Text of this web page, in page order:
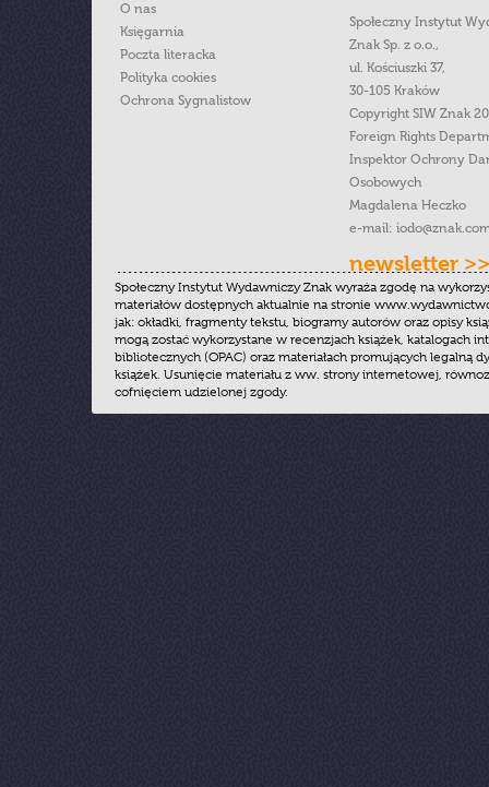
O nas
Księgarnia
Poczta literacka
Polityka cookies
Ochrona Sygnalistow
Społeczny Instytut
Znak Sp. z o.o.,
ul. Kościuszki 37,
30-105 Kraków
Copyright SIW Znak
Foreign Rights
Inspektor Ochrony
Osobowych
Magdalena Heczko
e-mail:
newsletter >>
Społeczny Instytut Wydawniczy Znak wyraża zgodę na
materiałów dostępnych aktualnie na stronie
jak: okładki, fragmenty tekstu, biogramy autorów oraz opisy
mogą zostać wykorzystane w recenzjach książek, katalogach
bibliotecznych (OPAC) oraz materiałach promujących legalną
książek. Usunięcie materiału z ww. strony internetowej,
cofnięciem udzielonej zgody.